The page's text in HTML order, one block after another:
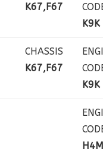
K67,F67
K9K
CHASSIS
K67,F67
K9K
H4M